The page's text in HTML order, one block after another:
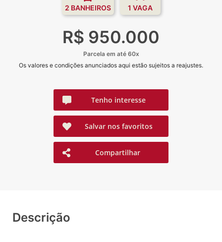
2 BANHEIROS 1 VAGA
R$ 950.000
Parcela em até 60x
Os valores e condições anunciados aqui estão sujeitos a reajustes.
Tenho interesse
Salvar nos favoritos
Compartilhar
Descrição